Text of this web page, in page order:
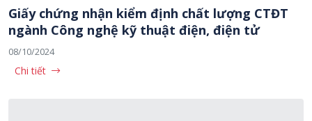
Giấy chứng nhận kiểm định chất lượng CTĐT
ngành Công nghệ kỹ thuật điện, điện tử
08/10/2024
Chi tiết